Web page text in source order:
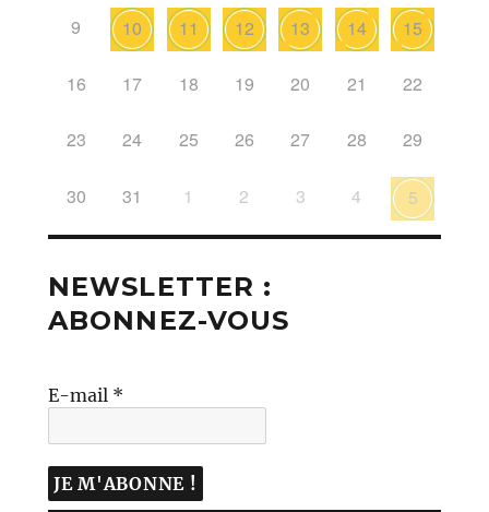
9 10 11 12 13 14 15
16 17 18 19 20 21 22
23 24 25 26 27 28 29
30 31 1 2 3 4 5
NEWSLETTER :
ABONNEZ-VOUS
E-mail *